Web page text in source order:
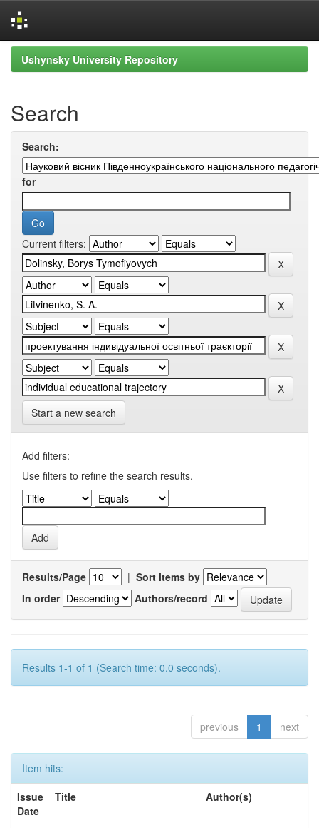
Skip
navigation
Ushynsky University Repository
Search
Search:
for
Current filters:
Start a new search
Add filters:
Use filters to refine the search results.
Results/Page | Sort items by
In order
Authors/record
Results 1-1 of 1 (Search time: 0.0 seconds).
previous 1 next
Item hits:
Issue
Date
Title Author(s)